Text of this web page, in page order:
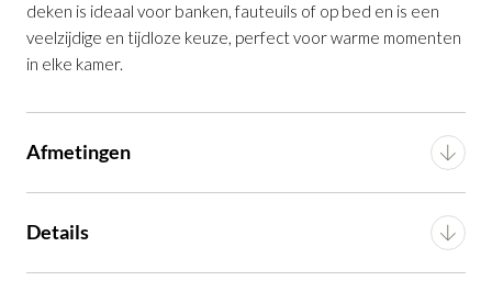
deken is ideaal voor banken, fauteuils of op bed en is een
veelzijdige en tijdloze keuze, perfect voor warme momenten
in elke kamer.
Afmetingen
Diepte 170 cm
Details
Deken Voreni Gerecyclede Wol Groen met
GA NAAR WINKELMANDJE